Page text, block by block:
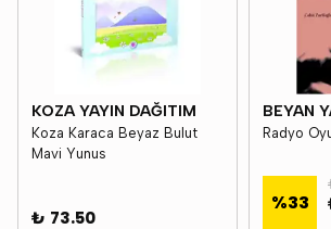
KOZA YAYIN DAĞITIM
Koza Karaca Beyaz Bulut
Mavi Yunus
₺ 73.50
BEYAN
Radyo
%33